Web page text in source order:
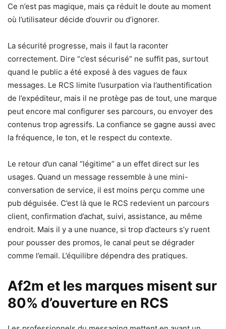
Ce n’est pas magique, mais ça réduit le doute au moment
où l’utilisateur décide d’ouvrir ou d’ignorer.
La sécurité progresse, mais il faut la raconter
correctement. Dire “c’est sécurisé” ne suffit pas, surtout
quand le public a été exposé à des vagues de faux
messages. Le RCS limite l’usurpation via l’authentification
de l’expéditeur, mais il ne protège pas de tout, une marque
peut encore mal configurer ses parcours, ou envoyer des
contenus trop agressifs. La confiance se gagne aussi avec
la fréquence, le ton, et le respect du contexte.
Le retour d’un canal “légitime” a un effet direct sur les
usages. Quand un message ressemble à une mini-
conversation de service, il est moins perçu comme une
pub déguisée. C’est là que le RCS redevient un parcours
client, confirmation d’achat, suivi, assistance, au même
endroit. Mais il y a une nuance, si trop d’acteurs s’y ruent
pour pousser des promos, le canal peut se dégrader
comme l’email. L’équilibre dépendra des pratiques.
Af2m et les marques misent sur
80% d’ouverture en RCS